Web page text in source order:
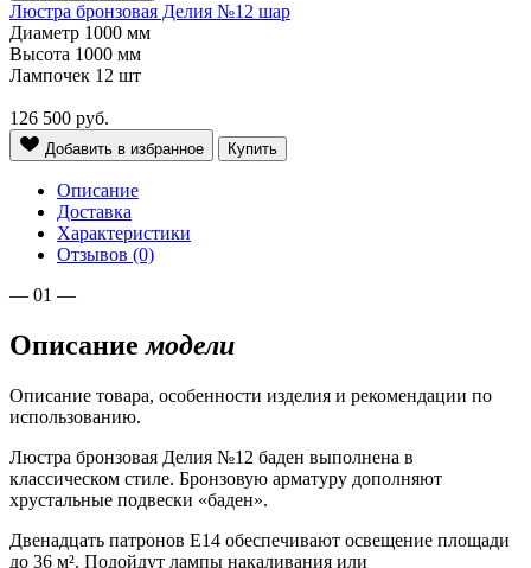
Люстра бронзовая Делия №12 шар
Диаметр 1000 мм
Высота 1000 мм
Лампочек 12 шт
126 500 руб.
Добавить в избранное Купить
Описание
Доставка
Характеристики
Отзывов (0)
— 01 —
Описаниемодели
Описание товара, особенности изделия и рекомендации по
использованию.
Люстра бронзовая Делия №12 баден выполнена в
классическом стиле. Бронзовую арматуру дополняют
хрустальные подвески «баден».
Двенадцать патронов Е14 обеспечивают освещение площади
до 36 м². Подойдут лампы накаливания или